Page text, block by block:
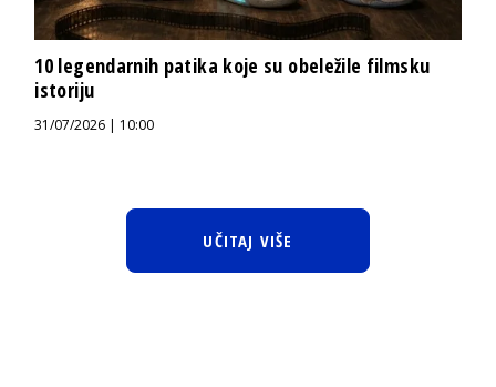
10 legendarnih patika koje su obeležile filmsku
istoriju
31/07/2026 | 10:00
UČITAJ VIŠE